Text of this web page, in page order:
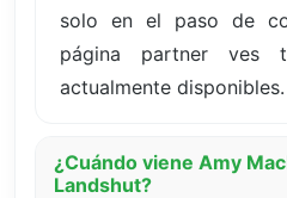
solo en el paso de
página partner ves
actualmente disponibles.
¿Cuándo viene Amy
Landshut?